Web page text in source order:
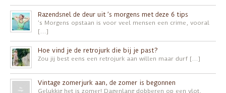
Razendsnel de deur uit ’s morgens met deze 6 tips
’s Morgens opstaan is voor veel mensen een crime, vooral
[…]
Hoe vind je de retrojurk die bij je past?
Zou jij best eens een retrojurk aan willen maar durf […]
Vintage zomerjurk aan, de zomer is begonnen
Gelukkig het is zomer! Dagenlang dobberen op een vlot,